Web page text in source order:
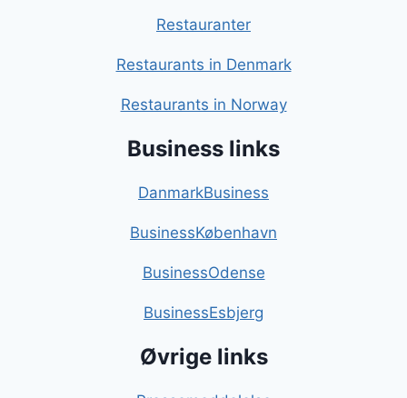
Restauranter
Restaurants in Denmark
Restaurants in Norway
Business links
DanmarkBusiness
BusinessKøbenhavn
BusinessOdense
BusinessEsbjerg
Øvrige links